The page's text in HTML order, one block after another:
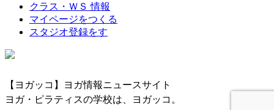
クラス・ＷＳ 情報
マイページをつくる
スタジオ登録をす
【ヨガッコ】ヨガ情報ニュースサイト
ヨガ・ピラティスの学校は、ヨガッコ。